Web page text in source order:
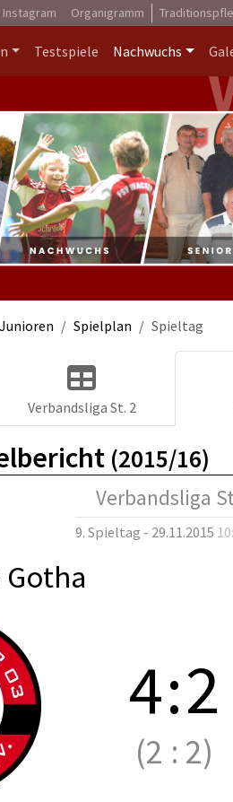
Instagram Organigramm
Testspiele Nachwuchs
Spielplan Spieltag
Verbandsliga St. 2
(2015/16)
Verbandsliga
9. Spieltag - 29.11.2015
Gotha
4:2
(2 : 2)